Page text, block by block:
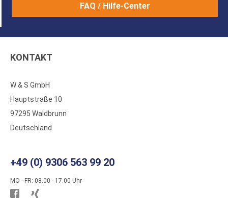
FAQ / Hilfe-Center
KONTAKT
W & S GmbH
Hauptstraße 10
97295 Waldbrunn
Deutschland
+49 (0) 9306 563 99 20
MO - FR: 08.00 - 17.00 Uhr
Besuchen